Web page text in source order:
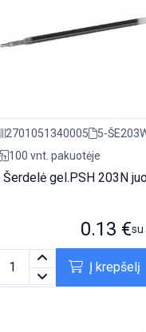
2701051340005
5-
100 vnt. pakuotėje
Šerdelė gel.PSH 203N
0.13 €su
Į krepšelį